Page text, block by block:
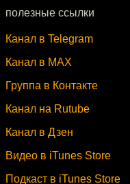
полезные ссылки
Канал в Telegram
Канал в MAX
Группа в Контакте
Канал на Rutube
Канал в Дзен
Видео в iTunes Store
Подкаст в iTunes Store